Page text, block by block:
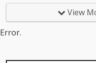
View
Error.